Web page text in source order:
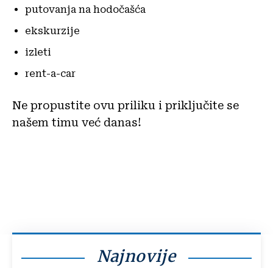
putovanja na hodočašća
ekskurzije
izleti
rent-a-car
Ne propustite ovu priliku i priključite se
našem timu već danas!
Najnovije